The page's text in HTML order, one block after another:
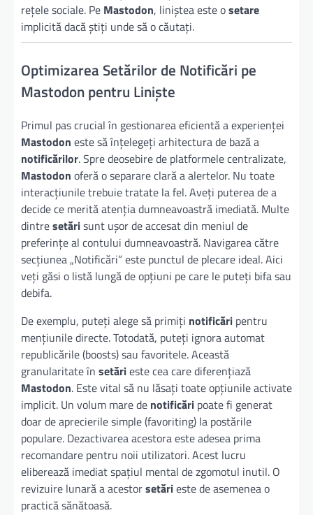
rețele sociale. Pe Mastodon, liniștea este osetare
implicită dacă știți unde să o căutați.
Optimizarea Setărilor de Notificări pe
Mastodon pentru Liniște
Primul pas crucial în gestionarea eficientă a experienței
Mastodon este să înțelegeți arhitectura de bază a
notificărilor. Spre deosebire de platformele centralizate,
Mastodon oferă o separare clară a alertelor. Nu toate
interacțiunile trebuie tratate la fel. Aveți puterea de a
decide ce merită atenția dumneavoastră imediată. Multe
dintresetărisunt ușor de accesat din meniul de
preferințe al contului dumneavoastră. Navigarea către
secțiunea „Notificări” este punctul de plecare ideal. Aici
veți găsi o listă lungă de opțiuni pe care le puteți bifa sau
debifa.
De exemplu, puteți alege să primiți notificări pentru
mențiunile directe. Totodată, puteți ignora automat
republicările (boosts) sau favoritele. Această
granularitate în setărieste cea care diferențiază
Mastodon. Este vital să nu lăsați toate opțiunile activate
implicit. Un volum mare de notificări poate fi generat
doar de aprecierile simple (favoriting) la postările
populare. Dezactivarea acestora este adesea prima
recomandare pentru noii utilizatori. Acest lucru
eliberează imediat spațiul mental de zgomotul inutil. O
revizuire lunară a acestorsetărieste de asemenea o
practică sănătoasă.